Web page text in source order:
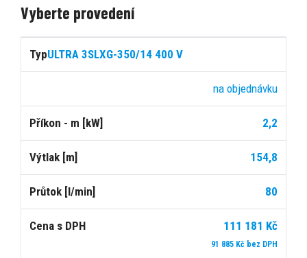
Vyberte provedení
Výtlak Průtok
[m]
ULTRA 3SLXG-350/14 400 V
na objednávku
2,2
154,8
80
111 181 Kč
91 885 Kč bez DPH